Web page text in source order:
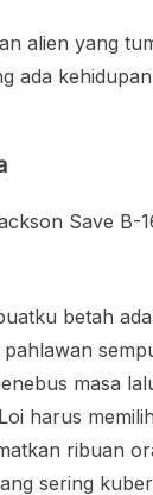
alien yang
ada
betah
masa
harus
ribuan
sering